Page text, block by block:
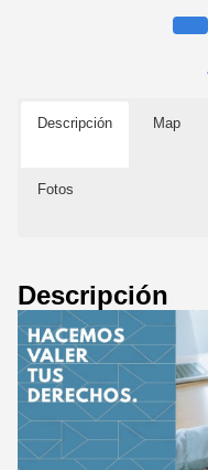
Descripción Map
Fotos
Descripción